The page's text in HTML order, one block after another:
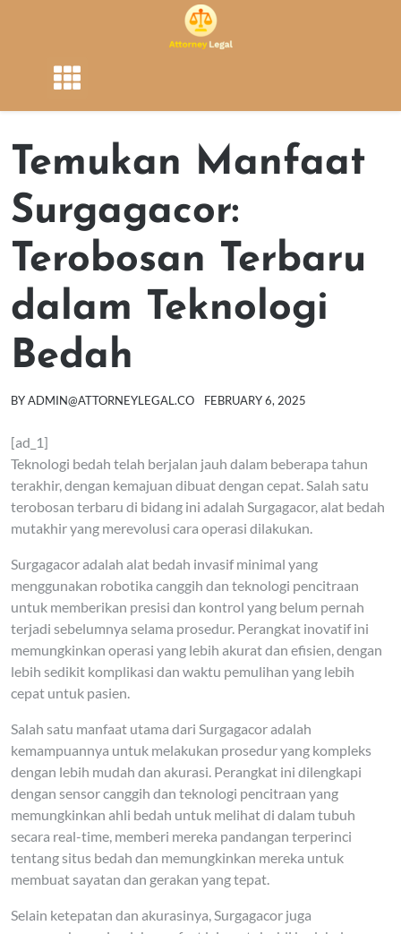
Temukan Manfaat
Surgagacor:
Terobosan Terbaru
dalam Teknologi
Bedah
BYADMIN@ATTORNEYLEGAL.CO FEBRUARY 6, 2025
[ad_1]
Teknologi bedah telah berjalan jauh dalam beberapa tahun
terakhir, dengan kemajuan dibuat dengan cepat. Salah satu
terobosan terbaru di bidang ini adalah Surgagacor, alat bedah
mutakhir yang merevolusi cara operasi dilakukan.
Surgagacor adalah alat bedah invasif minimal yang
menggunakan robotika canggih dan teknologi pencitraan
untuk memberikan presisi dan kontrol yang belum pernah
terjadi sebelumnya selama prosedur. Perangkat inovatif ini
memungkinkan operasi yang lebih akurat dan efisien, dengan
lebih sedikit komplikasi dan waktu pemulihan yang lebih
cepat untuk pasien.
Salah satu manfaat utama dari Surgagacor adalah
kemampuannya untuk melakukan prosedur yang kompleks
dengan lebih mudah dan akurasi. Perangkat ini dilengkapi
dengan sensor canggih dan teknologi pencitraan yang
memungkinkan ahli bedah untuk melihat di dalam tubuh
secara real-time, memberi mereka pandangan terperinci
tentang situs bedah dan memungkinkan mereka untuk
membuat sayatan dan gerakan yang tepat.
Selain ketepatan dan akurasinya, Surgagacor juga